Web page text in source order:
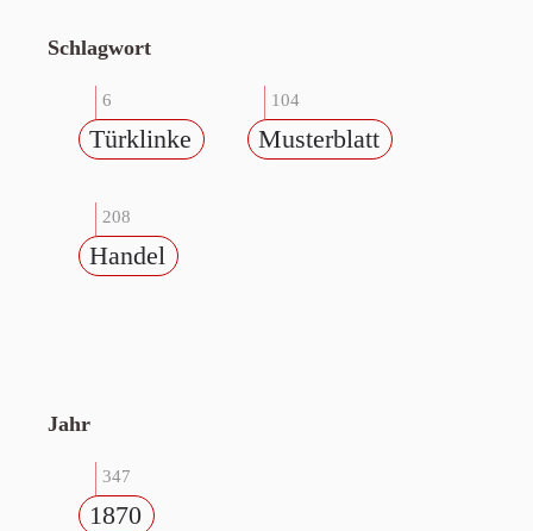
Schlagwort
6
Türklinke
104
Musterblatt
208
Handel
Jahr
347
1870